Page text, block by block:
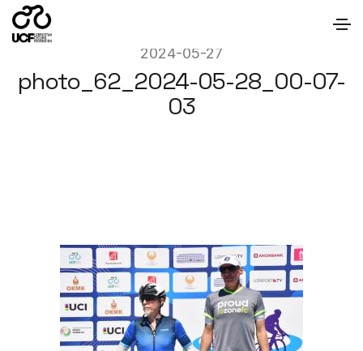
2024-05-27
photo_62_2024-05-28_00-07-
03